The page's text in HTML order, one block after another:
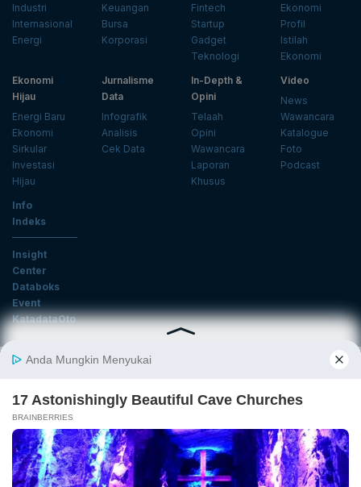
Industri
Internasional
Energi
Keuangan
Bursa
Korporasi
Fintech
Startup
Gadget
Teknologi
Ekonomi
Profil
Istilah
Ekonomi
Ekonomi
Hijau
Energi Baru
Ekonomi
Sirkular
Investasi
Hijau
Jurnalisme
Data
Infografik
Analisis
Cek Data
In-Depth &
Opini
Telaah
Opini
Wawancara
Laporan
Khusus
Video
News
Wawancara
Katalogue
Foto
Podcast
Info
Indeks
Insight
Center
Databoks
Event
KatadataOto
Langganan Newsletter
Ikuti Kami